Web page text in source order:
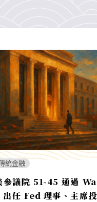
統金融
參議院 51-45 通過
出任 Fed 理事、主席